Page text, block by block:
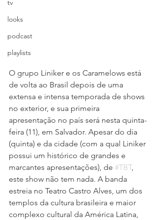
tv
looks
podcast
playlists
O grupo Liniker e os Caramelows está
de volta ao Brasil depois de uma
extensa e intensa temporada de shows
no exterior, e sua primeira
apresentação no país será nesta quinta-
feira (11), em Salvador. Apesar do dia
(quinta) e da cidade (com a qual Liniker
possui um histórico de grandes e
marcantes apresentações), de #TBT,
este show não tem nada. A banda
estreia no Teatro Castro Alves, um dos
templos da cultura brasileira e maior
complexo cultural da América Latina,